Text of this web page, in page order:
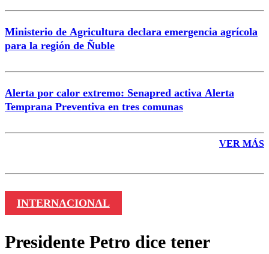
Ministerio de Agricultura declara emergencia agrícola
para la región de Ñuble
Alerta por calor extremo: Senapred activa Alerta
Temprana Preventiva en tres comunas
VER MÁS
INTERNACIONAL
Presidente Petro dice tener